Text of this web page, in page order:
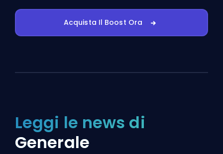
Acquista Il Boost Ora
Leggi le news di
Generale